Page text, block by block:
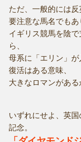
ただ、一般的には反
要注意な馬名でもあ
イギリス競馬を陰
ら、
母系に「エリン」
復活はある意味、
大きなロマンがある
いずれにせよ、英
記念。